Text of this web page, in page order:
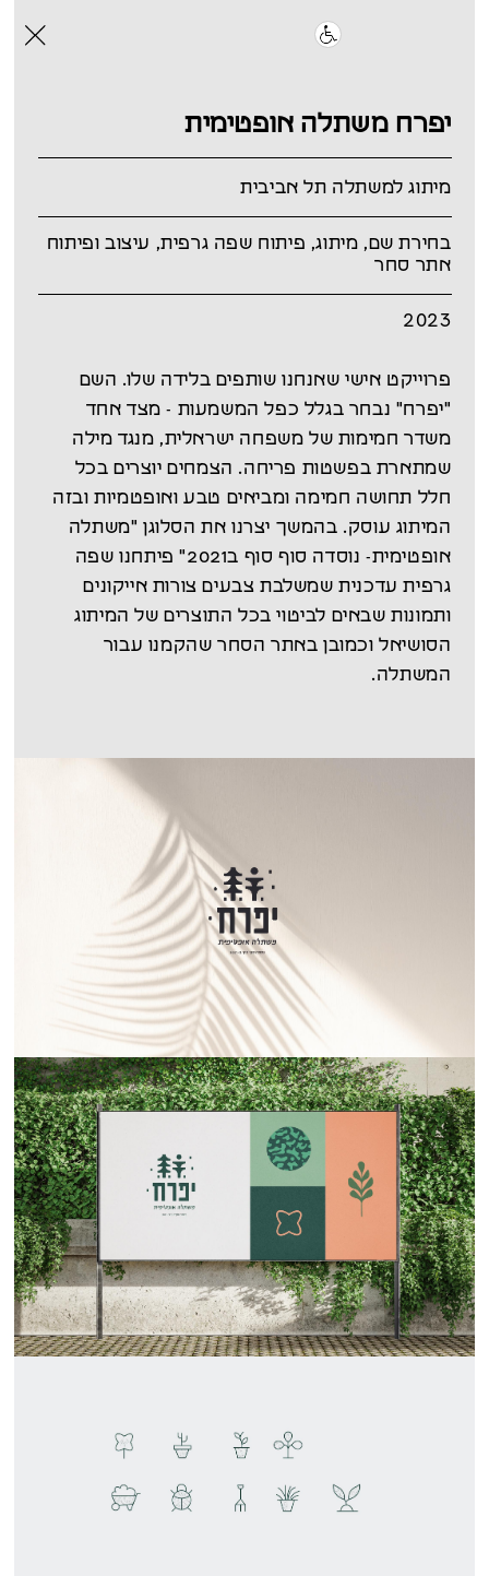
יפרח משתלה אופטימית
מיתוג למשתלה תל אביבית
בחירת שם, מיתוג, פיתוח שפה גרפית, עיצוב ופיתוח
אתר סחר
2023
פרוייקט אישי שאנחנו שותפים בלידה שלו. השם
"יפרח" נבחר בגלל כפל המשמעות - מצד אחד
משדר חמימות של משפחה ישראלית, מנגד מילה
שמתארת בפשטות פריחה. הצמחים יוצרים בכל
חלל תחושה חמימה ומביאים טבע ואופטמיות ובזה
המיתוג עוסק. בהמשך יצרנו את הסלוגן "משתלה
אופטימית- נוסדה סוף סוף ב2021" פיתחנו שפה
גרפית עדכנית שמשלבת צבעים צורות אייקונים
ותמונות שבאים לביטוי בכל התוצרים של המיתוג
הסושיאל וכמובן באתר הסחר שהקמנו עבור
המשתלה.